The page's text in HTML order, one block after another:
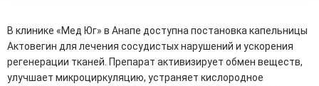
В клинике «Мед Юг» в Анапе доступна постановка капельницы
Актовегин для лечения сосудистых нарушений и ускорения
регенерации тканей. Препарат активизирует обмен веществ,
улучшает микроциркуляцию, устраняет кислородное